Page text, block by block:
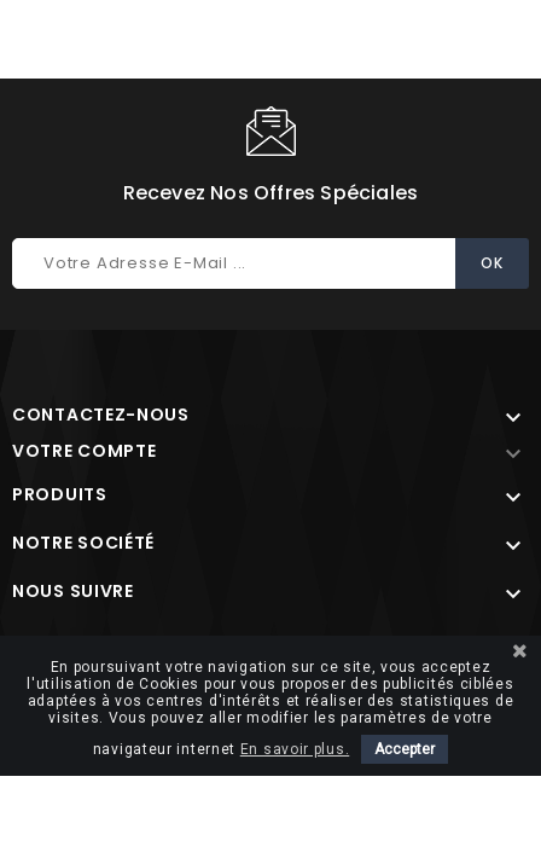
Recevez Nos Offres Spéciales
CONTACTEZ-NOUS 
VOTRE COMPTE 
PRODUITS 
NOTRE SOCIÉTÉ 
NOUS SUIVRE 
En poursuivant votre navigation sur ce site, vous acceptez
l'utilisation de Cookies pour vous proposer des publicités ciblées
adaptées à vos centres d'intérêts et réaliser des statistiques de
visites. Vous pouvez aller modifier les paramètres de votre
navigateur internet En savoir plus. Accepter